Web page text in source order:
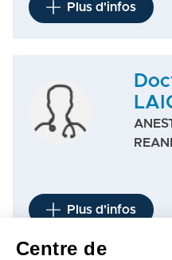
Plus d'infos
Plus d'infos
Centre de